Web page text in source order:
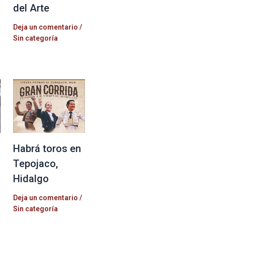
del Arte
Deja un comentario /
Sin categoría
Habrá toros en
Tepojaco,
Hidalgo
Deja un comentario /
Sin categoría